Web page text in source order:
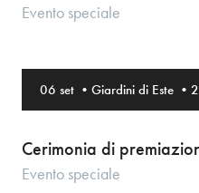
Evento speciale
06 set • Giardini di Este •
Cerimonia di
Evento speciale